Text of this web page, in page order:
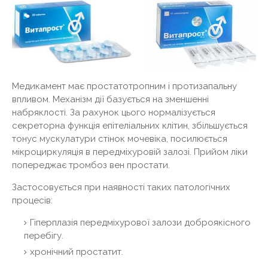
Медикамент має простатотропним і протизапальну
впливом. Механізм дії базується на зменшенні
набряклості. За рахунок цього нормалізується
секреторна функція епітеліальних клітин, збільшується
тонус мускулатури стінок мочевіка, посилюється
мікроциркуляція в передміхуровій залозі. Прийом ліки
попереджає тромбоз вен простати.
Застосовується при наявності таких патологічних
процесів:
Гіперплазія передміхурової залози доброякісного
перебігу.
хронічний простатит.